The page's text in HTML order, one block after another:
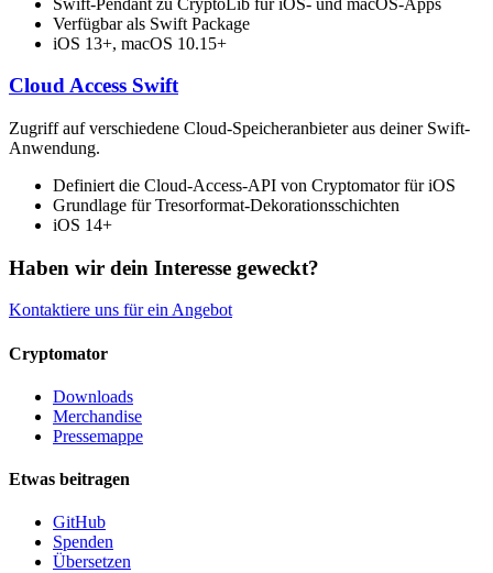
Verfügbar als Swift Package
iOS 13+, macOS 10.15+
Cloud Access Swift
Zugriff auf verschiedene Cloud-Speicheranbieter aus deiner Swift-
Anwendung.
Definiert die Cloud-Access-API von Cryptomator für iOS
Grundlage für Tresorformat-Dekorationsschichten
iOS 14+
Haben wir dein Interesse geweckt?
Kontaktiere uns für ein Angebot
Cryptomator
Downloads
Merchandise
Pressemappe
Etwas beitragen
GitHub
Spenden
Übersetzen